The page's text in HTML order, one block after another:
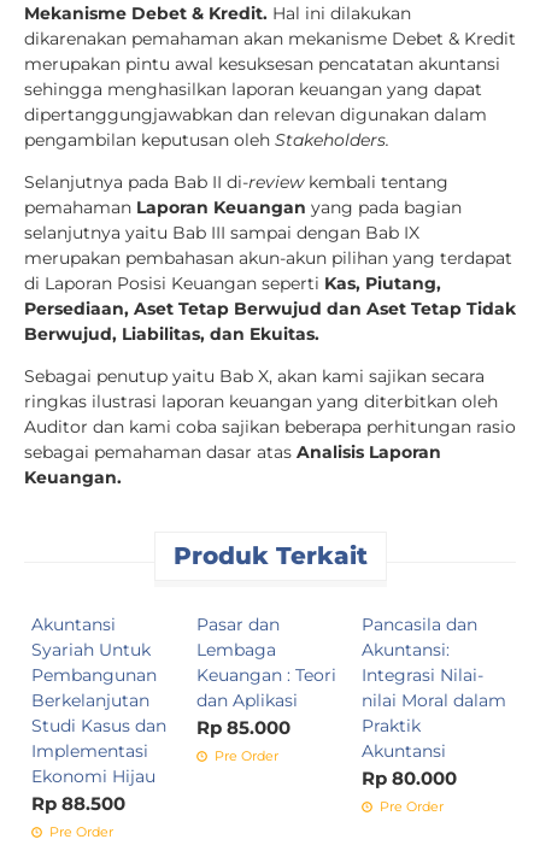
Mekanisme Debet & Kredit. Hal ini dilakukan
dikarenakan pemahaman akan mekanisme Debet & Kredit
merupakan pintu awal kesuksesan pencatatan akuntansi
sehingga menghasilkan laporan keuangan yang dapat
dipertanggungjawabkan dan relevan digunakan dalam
pengambilan keputusan oleh Stakeholders.
Selanjutnya pada Bab II di-reviewkembali tentang
pemahaman Laporan Keuangan yang pada bagian
selanjutnya yaitu Bab III sampai dengan Bab IX
merupakan pembahasan akun-akun pilihan yang terdapat
di Laporan Posisi Keuangan seperti Kas, Piutang,
Persediaan, Aset Tetap Berwujud dan Aset Tetap Tidak
Berwujud, Liabilitas, dan Ekuitas.
Sebagai penutup yaitu Bab X, akan kami sajikan secara
ringkas ilustrasi laporan keuangan yang diterbitkan oleh
Auditor dan kami coba sajikan beberapa perhitungan rasio
sebagai pemahaman dasar atas Analisis Laporan
Keuangan.
Produk Terkait
Akuntansi
Syariah Untuk
Pembangunan
Berkelanjutan
Studi Kasus dan
Implementasi
Ekonomi Hijau
Rp 88.500
Pre Order
Pasar dan
Lembaga
Keuangan : Teori
dan Aplikasi
Rp 85.000
Pre Order
Pancasila dan
Akuntansi:
Integrasi Nilai-
nilai Moral dalam
Praktik
Akuntansi
Rp 80.000
Pre Order